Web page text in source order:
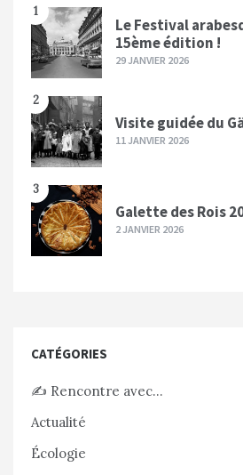
1
Le Festival
15ème édition !
29 JANVIER 2026
2
Visite guidée du
11 JANVIER 2026
3
Galette des Rois
2 JANVIER 2026
CATÉGORIES
✍️ Rencontre avec…
Actualité
Écologie